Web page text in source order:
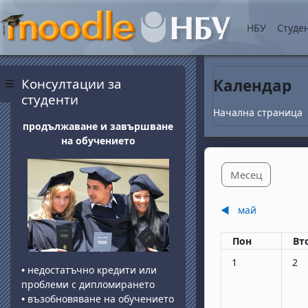
Прескочи на
Страничен панел
НБУ
Календар
Начална страница
Месец
◀︎ май
Понеделник
Пон
Няма събития,
1 2
Блокове
Консултации за
студенти
продължаване и завършване
на обучението
• недостатъчно кредити или
проблеми с дипломирането
• възобновяване на обучението